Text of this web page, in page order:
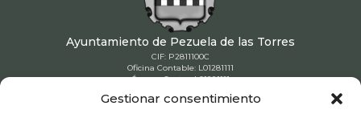
Gestionar consentimiento
Ayuntamiento de Pezuela de las Torres
CIF: P2811100C
Oficina Contable: L01281111
Órgano Gestor: L01281111